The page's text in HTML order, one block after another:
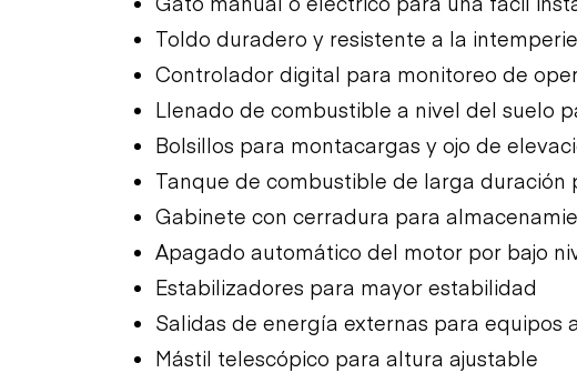
Toldo duradero y resistente a la intemperie
Controlador digital para monitoreo de
Llenado de combustible a nivel del suelo
Bolsillos para montacargas y ojo de
Tanque de combustible de larga duración
Gabinete con cerradura para
Apagado automático del motor por bajo
Estabilizadores para mayor estabilidad
Salidas de energía externas para equipos
Mástil telescópico para altura ajustable